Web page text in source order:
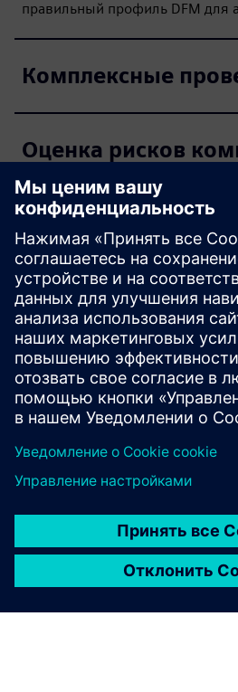
правильный профиль DFM для
Комплексные
Оценка рисков
Совместная работа с
профилем DFM
Проектирование и
оптимизация
панелей